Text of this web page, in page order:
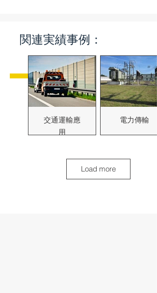
関連実績事例：
交通運輸應
用
電力傳輸
Load more